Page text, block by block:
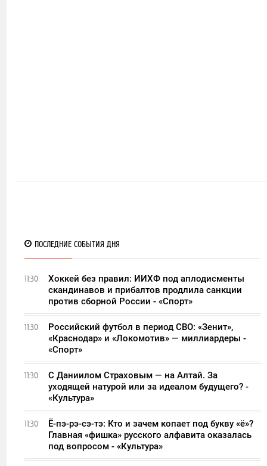
ПОСЛЕДНИЕ СОБЫТИЯ ДНЯ
11:30
Хоккей без правил: ИИХФ под аплодисменты
скандинавов и прибалтов продлила санкции
против сборной России - «Спорт»
11:30
Российский футбол в период СВО: «Зенит»,
«Краснодар» и «Локомотив» — миллиардеры -
«Спорт»
11:30
С Даниилом Страховым — на Алтай. За
уходящей натурой или за идеалом будущего? -
«Культура»
11:30
Ё-пэ-рэ-сэ-тэ: Кто и зачем копает под букву «ё»?
Главная «фишка» русского алфавита оказалась
под вопросом - «Культура»